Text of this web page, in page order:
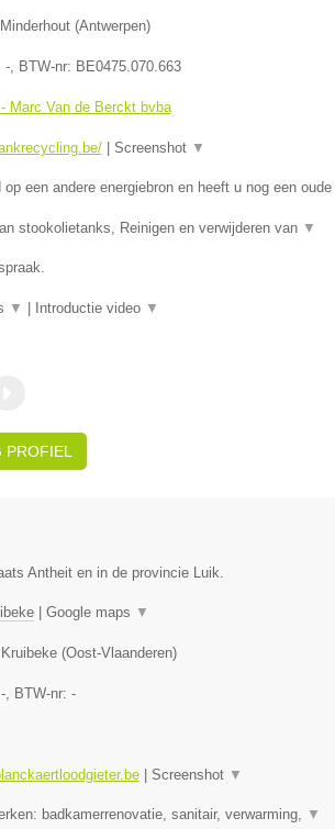
Minderhout(Antwerpen)
-, BTW-nr: BE0475.070.663
Marc Van de Berckt bvba
| Screenshot ▼
een andere energiebron en heeft u nog een oude
stookolietanks, Reinigen en verwijderen van ▼
▼ Introductie video ▼
Antheit en in de provincie Luik.
| Google maps ▼
Kruibeke(Oost-Vlaanderen)
-, BTW-nr: -
| Screenshot ▼
badkamerrenovatie, sanitair, verwarming, ▼